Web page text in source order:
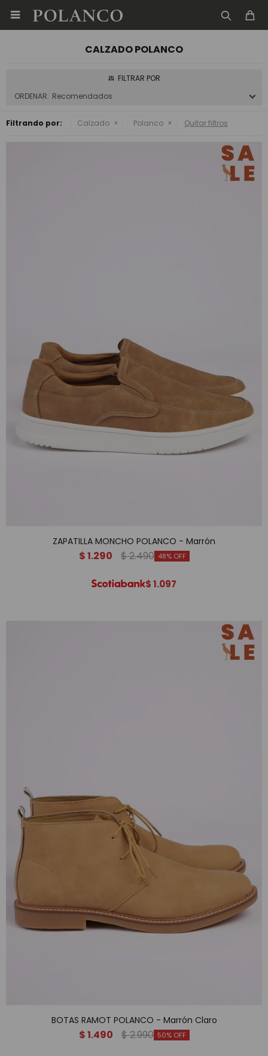

CALZADO POLANCO
Recomendados
Filtrando por: Calzado Polanco Quitar filtros
ZAPATILLA MONCHO POLANCO - Marrón
$1.290 $2.490 48
$1.097
BOTAS RAMOT POLANCO - Marrón Claro
$1.490 $2.990 50